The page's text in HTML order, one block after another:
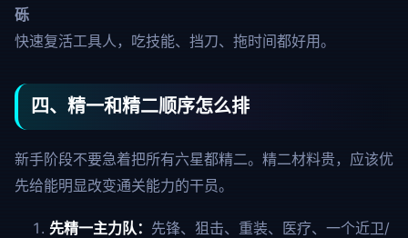
砾
快速复活工具人，吃技能、挡刀、拖时间都好用。
四、精一和精二顺序怎么排
新手阶段不要急着把所有六星都精二。精二材料贵，应该优
先给能明显改变通关能力的干员。
先精一主力队： 先锋、狙击、重装、医疗、一个近卫/